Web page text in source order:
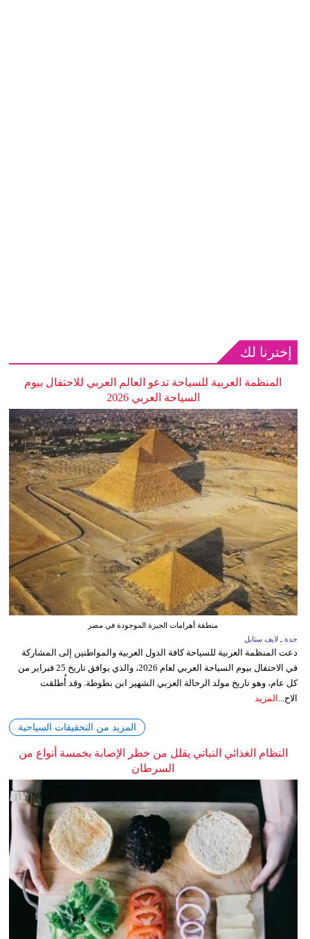
إخترنا لك
المنظمة العربية للسياحة تدعو العالم العربي للاحتفال بيوم
السياحة العربي 2026
منطقة أهرامات الجيزة الموجودة في مصر
جدة ـ لايف ستايل
دعت المنظمة العربية للسياحة كافة الدول العربية والمواطنين إلى المشاركة
في الاحتفال بيوم السياحة العربي لعام 2026، والذي يوافق تاريخ 25 فبراير من
كل عام، وهو تاريخ مولد الرحالة العربي الشهير ابن بطوطة. وقد أُطلقت
الاح... المزيد
المزيد من التحقيقات السياحية
النظام الغذائي النباتي يقلل من خطر الإصابة بخمسة أنواع من
السرطان